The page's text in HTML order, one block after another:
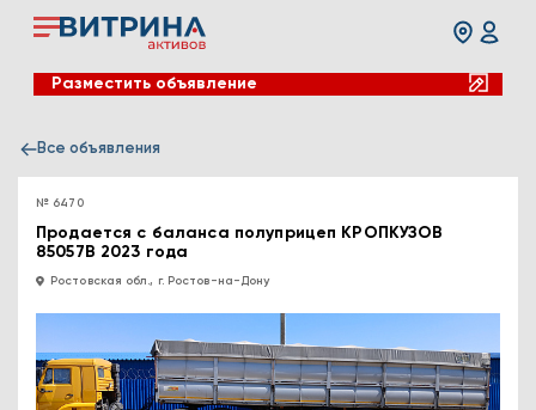
Разместить объявление
Все объявления
№ 6470
Продается с баланса полуприцеп КРОПКУЗОВ
85057В 2023 года
Ростовская обл., г. Ростов-на-Дону